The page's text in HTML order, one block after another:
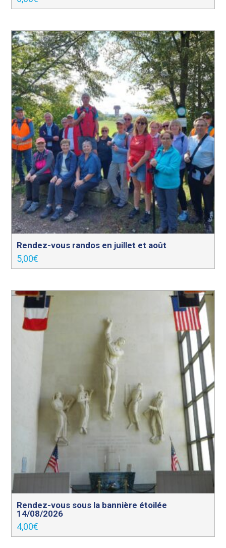
Rendez-vous randos en juillet et août
5,00€
Rendez-vous sous la bannière étoilée
14/08/2026
4,00€